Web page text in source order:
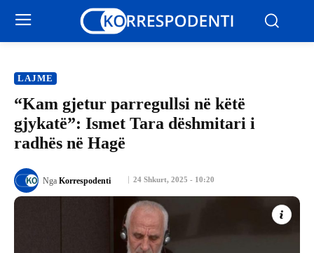
LAJME
“Kam gjetur parregullsi në këtë
gjykatë”: Ismet Tara dëshmitari i
radhës në Hagë
24 Shkurt, 2025 - 10:20
Nga Korrespodenti